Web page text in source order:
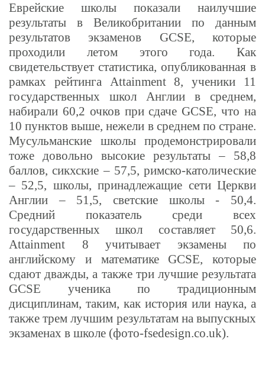
Еврейские школы показали наилучшие
результаты в Великобритании по данным
результатов экзаменов GCSE, которые
проходили летом этого года. Как
свидетельствует статистика, опубликованная в
рамках рейтинга Attainment 8, ученики 11
государственных школ Англии в среднем,
набирали 60,2 очков при сдаче GCSE, что на
10 пунктов выше, нежели в среднем по стране.
Мусульманские школы продемонстрировали
тоже довольно высокие результаты – 58,8
баллов, сикхские – 57,5, римско-католические
– 52,5, школы, принадлежащие сети Церкви
Англии – 51,5, светские школы - 50,4.
Средний показатель среди всех
государственных школ составляет 50,6.
Attainment 8 учитывает экзамены по
английскому и математике GCSE, которые
сдают дважды, а также три лучшие результата
GCSE ученика по традиционным
дисциплинам, таким, как история или наука, а
также трем лучшим результатам на выпускных
экзаменах в школе (фото-fsedesign.co.uk).